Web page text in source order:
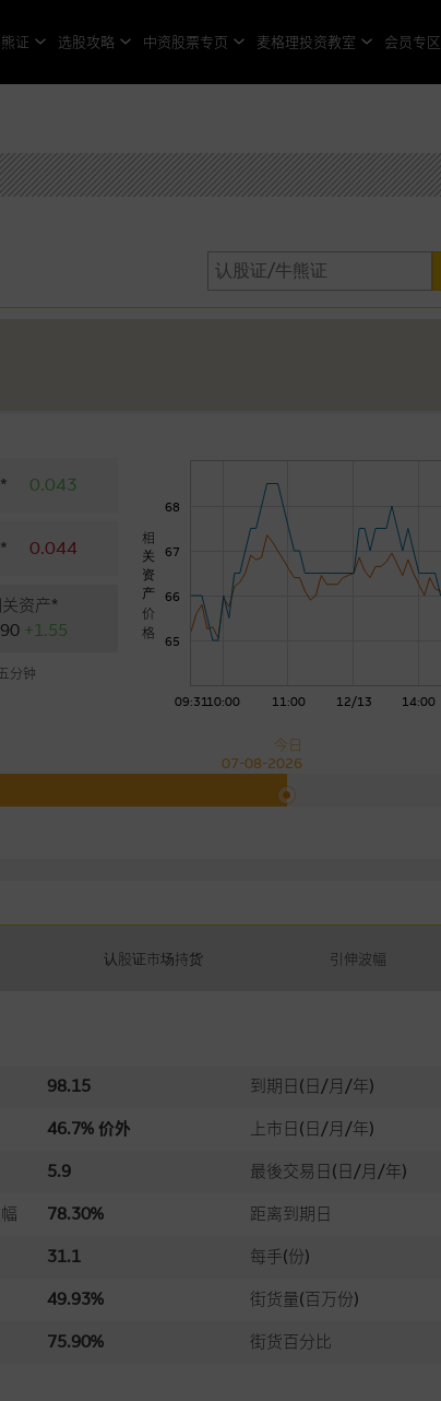
证 选股攻略 中资股票专页 麦格理投资教室 会员专区
0.043
0.044
资产*
+1.55
分钟
09:3110:00 11:00 12/13 14:00
65
66
67
68
相
关
资
产
价
格
今日
07-08-2026
认股证市场持货 引伸波幅
98.15
46.7% 价外
5.9
78.30%
31.1
49.93%
75.90%
到期日(日/月/年)
上市日(日/月/年)
最後交易日(日/月/年)
距离到期日
每手(份)
街货量(百万份)
街货百分比